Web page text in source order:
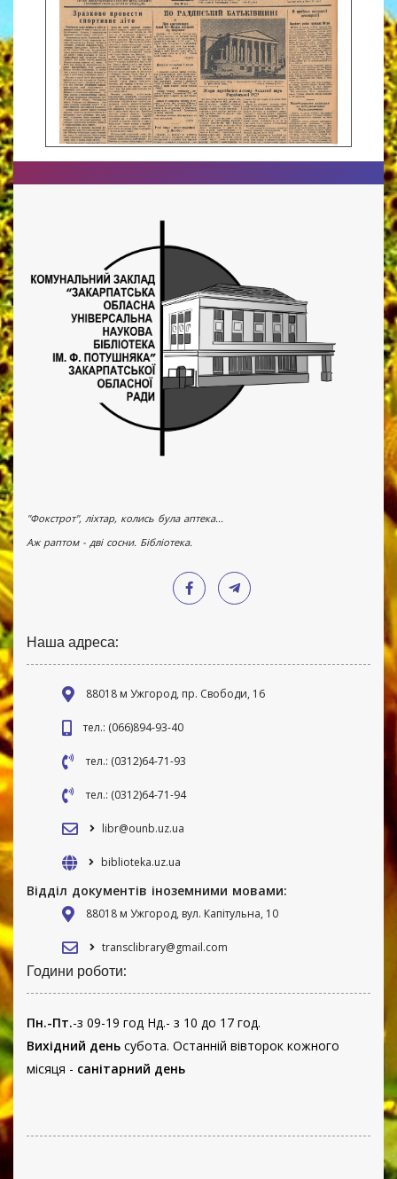
"Фокстрот", ліхтар, колись була аптека...
Аж раптом - дві сосни. Бібліотека.
Наша адреса:
88018 м Ужгород, пр. Свободи, 16
тел.: (066)894-93-40
тел.: (0312)64-71-93
тел.: (0312)64-71-94
libr@ounb.uz.ua
biblioteka.uz.ua
Відділ документів іноземними мовами:
88018 м Ужгород, вул. Капітульна, 10
transclibrary@gmail.com
Години роботи:
Пн.-Пт.-з 09-19 год Нд.- з 10 до 17 год.
Вихідний день субота. Останній вівторок кожного
місяця - санітарний день